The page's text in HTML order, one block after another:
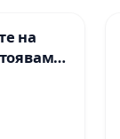
на
че ще